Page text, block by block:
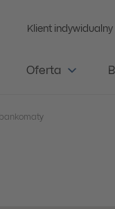
Klient indywidualny
Oferta